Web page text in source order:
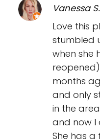
Vanessa
Love this
stumbled
when she
months
and only
in the
and now I
She has